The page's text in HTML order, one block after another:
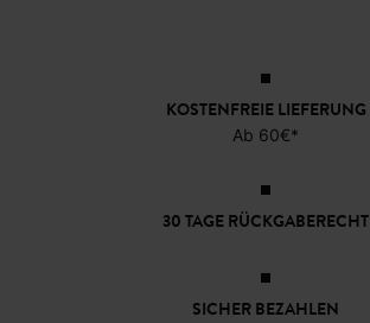
KOSTENFREIE LIEFERUNG
Ab 60€*
30 TAGE RÜCKGABERECHT
SICHER BEZAHLEN